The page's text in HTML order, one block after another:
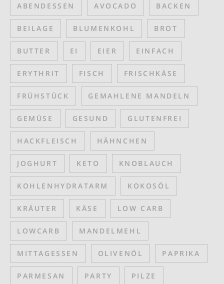
ABENDESSEN AVOCADO BACKEN
BEILAGE BLUMENKOHL BROT
BUTTER EI EIER EINFACH
ERYTHRIT FISCH FRISCHKÄSE
FRÜHSTÜCK GEMAHLENE MANDELN
GEMÜSE GESUND GLUTENFREI
HACKFLEISCH HÄHNCHEN
JOGHURT KETO KNOBLAUCH
KOHLENHYDRATARM KOKOSÖL
KRÄUTER KÄSE LOW CARB
LOWCARB MANDELMEHL
MITTAGESSEN OLIVENÖL PAPRIKA
PARMESAN PARTY PILZE